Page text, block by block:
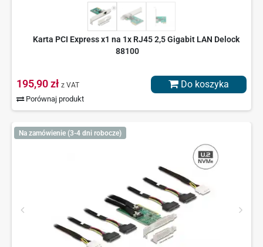
Karta PCI Express x1 na 1x RJ45 2,5 Gigabit LAN Delock
88100
195,90 zł z VAT
Porównaj produkt
Do koszyka
Na zamówienie (3-4 dni robocze)